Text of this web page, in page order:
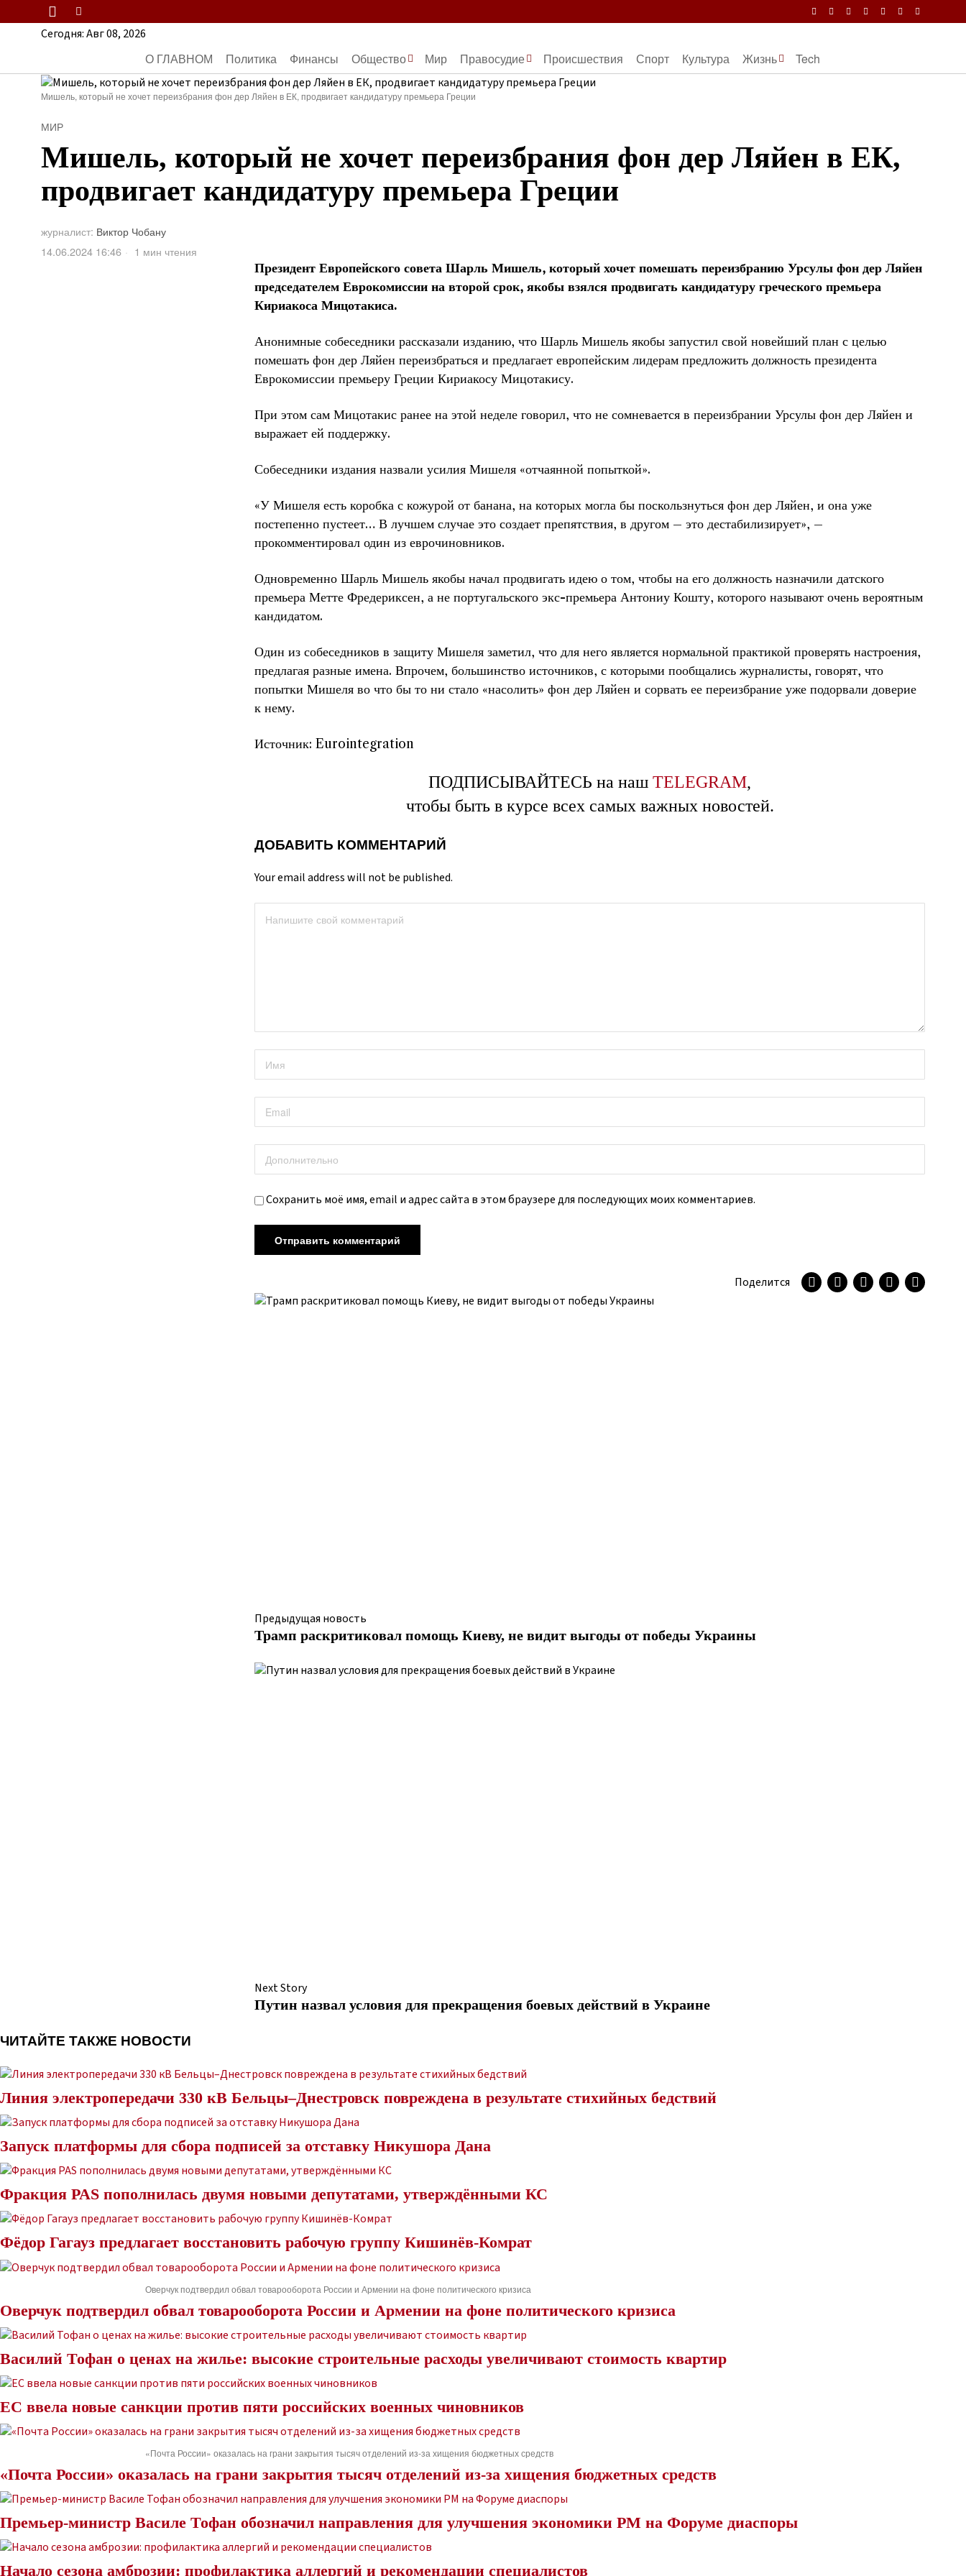
Сегодня:Авг 08, 2026
О ГЛАВНОМ Политика Финансы Общество Мир Правосудие Происшествия Спорт Культура Жизнь Tech
Мишель, который не хочет переизбрания фон дер Ляйен в ЕК, продвигает кандидатуру премьера Греции
МИР
Мишель, который не хочет переизбрания фон дер Ляйен в ЕК,
продвигает кандидатуру премьера Греции
журналист: Виктор Чобану
14.06.2024 16:46
1 мин чтения
Президент Европейского совета Шарль Мишель, который хочет помешать переизбранию Урсулы фон дер Ляйен
председателем Еврокомиссии на второй срок, якобы взялся продвигать кандидатуру греческого премьера
Кириакоса Мицотакиса.
Анонимные собеседники рассказали изданию, что Шарль Мишель якобы запустил свой новейший план с целью
помешать фон дер Ляйен переизбраться и предлагает европейским лидерам предложить должность президента
Еврокомиссии премьеру Греции Кириакосу Мицотакису.
При этом сам Мицотакис ранее на этой неделе говорил, что не сомневается в переизбрании Урсулы фон дер Ляйен и
выражает ей поддержку.
Собеседники издания назвали усилия Мишеля «отчаянной попыткой».
«У Мишеля есть коробка с кожурой от банана, на которых могла бы поскользнуться фон дер Ляйен, и она уже
постепенно пустеет… В лучшем случае это создает препятствия, в другом – это дестабилизирует», –
прокомментировал один из еврочиновников.
Одновременно Шарль Мишель якобы начал продвигать идею о том, чтобы на его должность назначили датского
премьера Метте Фредериксен, а не португальского экс-премьера Антониу Кошту, которого называют очень вероятным
кандидатом.
Один из собеседников в защиту Мишеля заметил, что для него является нормальной практикой проверять настроения,
предлагая разные имена. Впрочем, большинство источников, с которыми пообщались журналисты, говорят, что
попытки Мишеля во что бы то ни стало «насолить» фон дер Ляйен и сорвать ее переизбрание уже подорвали доверие
к нему.
Источник: Eurointegration
ПОДПИСЫВАЙТЕСЬ на наш TELEGRAM,
чтобы быть в курсе всех самых важных новостей.
ДОБАВИТЬ КОММЕНТАРИЙ
Your email address will not be published.
Сохранить моё имя, email и адрес сайта в этом браузере для последующих моих комментариев.
Поделится
Предыдущая новость
Трамп раскритиковал помощь Киеву, не видит выгоды от победы Украины
Next Story
Путин назвал условия для прекращения боевых действий в Украине
ЧИТАЙТЕ ТАКЖЕ НОВОСТИ
Линия электропередачи 330 кВ Бельцы–Днестровск повреждена в результате стихийных бедствий
Запуск платформы для сбора подписей за отставку Никушора Дана
Фракция PAS пополнилась двумя новыми депутатами, утверждёнными КС
Фёдор Гагауз предлагает восстановить рабочую группу Кишинёв-Комрат
Оверчук подтвердил обвал товарооборота России и Армении на фоне политического кризиса
Оверчук подтвердил обвал товарооборота России и Армении на фоне политического кризиса
Василий Тофан о ценах на жилье: высокие строительные расходы увеличивают стоимость квартир
ЕС ввела новые санкции против пяти российских военных чиновников
«Почта России» оказалась на грани закрытия тысяч отделений из-за хищения бюджетных средств
«Почта России» оказалась на грани закрытия тысяч отделений из-за хищения бюджетных средств
Премьер-министр Василе Тофан обозначил направления для улучшения экономики РМ на Форуме диаспоры
Начало сезона амброзии: профилактика аллергий и рекомендации специалистов